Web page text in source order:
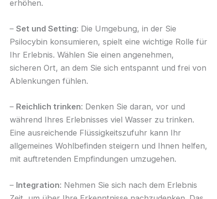
erhöhen.
– Set und Setting: Die Umgebung, in der Sie
Psilocybin konsumieren, spielt eine wichtige Rolle für
Ihr Erlebnis. Wählen Sie einen angenehmen,
sicheren Ort, an dem Sie sich entspannt und frei von
Ablenkungen fühlen.
– Reichlich trinken: Denken Sie daran, vor und
während Ihres Erlebnisses viel Wasser zu trinken.
Eine ausreichende Flüssigkeitszufuhr kann Ihr
allgemeines Wohlbefinden steigern und Ihnen helfen,
mit auftretenden Empfindungen umzugehen.
– Integration: Nehmen Sie sich nach dem Erlebnis